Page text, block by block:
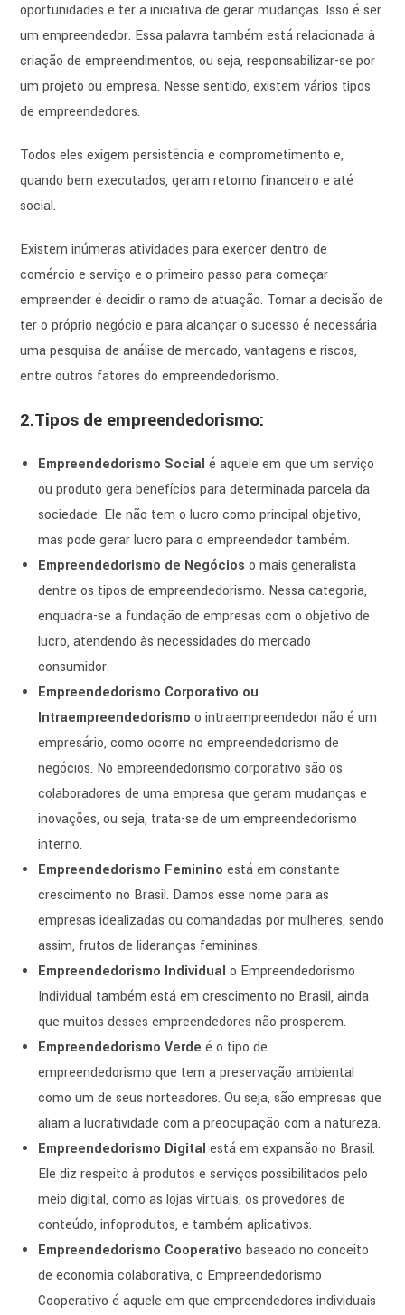
oportunidades e ter a iniciativa de gerar mudanças. Isso é ser
um empreendedor. Essa palavra também está relacionada à
criação de empreendimentos, ou seja, responsabilizar-se por
um projeto ou empresa. Nesse sentido, existem vários tipos
de empreendedores.
Todos eles exigem persistência e comprometimento e,
quando bem executados, geram retorno financeiro e até
social.
Existem inúmeras atividades para exercer dentro de
comércio e serviço e o primeiro passo para começar
empreender é decidir o ramo de atuação. Tomar a decisão de
ter o próprio negócio e para alcançar o sucesso é necessária
uma pesquisa de análise de mercado, vantagens e riscos,
entre outros fatores do empreendedorismo.
2.Tipos de empreendedorismo:
Empreendedorismo Social é aquele em que um serviço
ou produto gera benefícios para determinada parcela da
sociedade. Ele não tem o lucro como principal objetivo,
mas pode gerar lucro para o empreendedor também.
Empreendedorismo de Negócioso mais generalista
dentre os tipos de empreendedorismo. Nessa categoria,
enquadra-se a fundação de empresas com o objetivo de
lucro, atendendo às necessidades do mercado
consumidor.
Empreendedorismo Corporativo ou
Intraempreendedorismoo intraempreendedor não é um
empresário, como ocorre no empreendedorismo de
negócios. No empreendedorismo corporativo são os
colaboradores de uma empresa que geram mudanças e
inovações, ou seja, trata-se de um empreendedorismo
interno.
Empreendedorismo Femininoestá em constante
crescimento no Brasil. Damos esse nome para as
empresas idealizadas ou comandadas por mulheres, sendo
assim, frutos de lideranças femininas.
Empreendedorismo Individualo Empreendedorismo
Individual também está em crescimento no Brasil, ainda
que muitos desses empreendedores não prosperem.
Empreendedorismo Verdeé o tipo de
empreendedorismo que tem a preservação ambiental
como um de seus norteadores. Ou seja, são empresas que
aliam a lucratividade com a preocupação com a natureza.
Empreendedorismo Digitalestá em expansão no Brasil.
Ele diz respeito à produtos e serviços possibilitados pelo
meio digital, como as lojas virtuais, os provedores de
conteúdo, infoprodutos, e também aplicativos.
Empreendedorismo Cooperativobaseado no conceito
de economia colaborativa, o Empreendedorismo
Cooperativo é aquele em que empreendedores individuais